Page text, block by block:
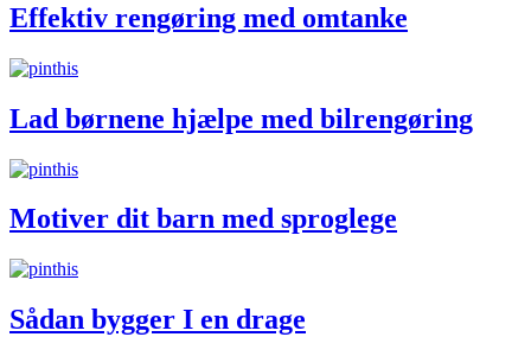
Effektiv rengøring med omtanke
Lad børnene hjælpe med bilrengøring
Motiver dit barn med sproglege
Sådan bygger I en drage